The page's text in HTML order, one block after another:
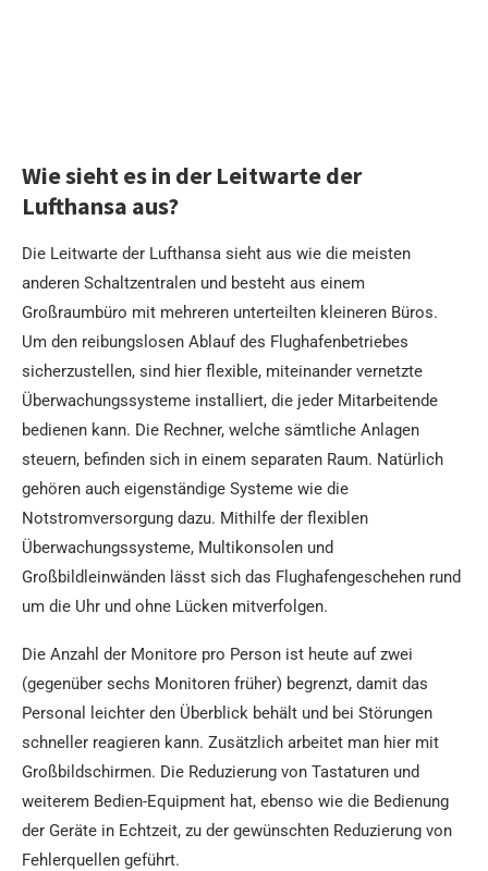
Wie sieht es in der Leitwarte der
Lufthansa aus?
Die Leitwarte der Lufthansa sieht aus wie die meisten
anderen Schaltzentralen und besteht aus einem
Großraumbüro mit mehreren unterteilten kleineren Büros.
Um den reibungslosen Ablauf des Flughafenbetriebes
sicherzustellen, sind hier flexible, miteinander vernetzte
Überwachungssysteme installiert, die jeder Mitarbeitende
bedienen kann. Die Rechner, welche sämtliche Anlagen
steuern, befinden sich in einem separaten Raum. Natürlich
gehören auch eigenständige Systeme wie die
Notstromversorgung dazu. Mithilfe der flexiblen
Überwachungssysteme, Multikonsolen und
Großbildleinwänden lässt sich das Flughafengeschehen rund
um die Uhr und ohne Lücken mitverfolgen.
Die Anzahl der Monitore pro Person ist heute auf zwei
(gegenüber sechs Monitoren früher) begrenzt, damit das
Personal leichter den Überblick behält und bei Störungen
schneller reagieren kann. Zusätzlich arbeitet man hier mit
Großbildschirmen. Die Reduzierung von Tastaturen und
weiterem Bedien-Equipment hat, ebenso wie die Bedienung
der Geräte in Echtzeit, zu der gewünschten Reduzierung von
Fehlerquellen geführt.